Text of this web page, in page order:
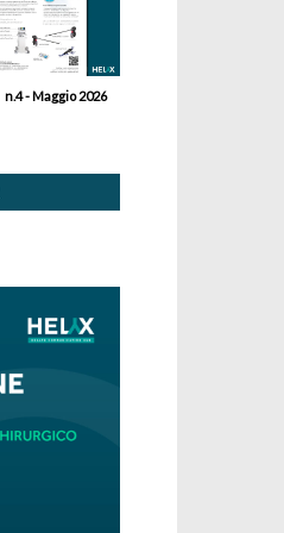
n.4 - Maggio 2026